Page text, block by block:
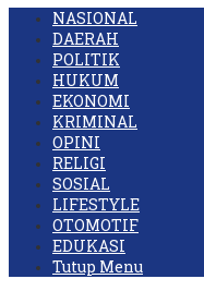
NASIONAL
DAERAH
POLITIK
HUKUM
EKONOMI
KRIMINAL
OPINI
RELIGI
SOSIAL
LIFESTYLE
OTOMOTIF
EDUKASI
Tutup Menu